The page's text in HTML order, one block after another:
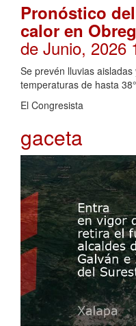
Pronóstico
calor en
de Junio, 2026
Se prevén lluvias
temperaturas de hasta
El Congresista
gaceta